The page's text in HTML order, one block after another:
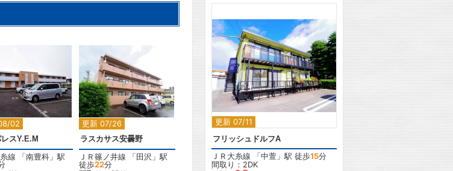
02
2
スY.E.M
線 「南豊科 」駅
更新 07/26
2
ラスカサス安曇野
ＪＲ篠ノ井線 「田沢 」駅
徒歩22分
更新 07/11
2
フリッシュドルフA
ＪＲ大糸線 「中萱 」駅 徒歩15分
間取り：2DK